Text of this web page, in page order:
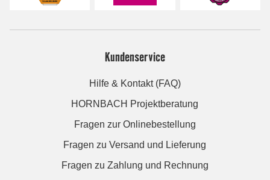
Kundenservice
Hilfe & Kontakt (FAQ)
HORNBACH Projektberatung
Fragen zur Onlinebestellung
Fragen zu Versand und Lieferung
Fragen zu Zahlung und Rechnung